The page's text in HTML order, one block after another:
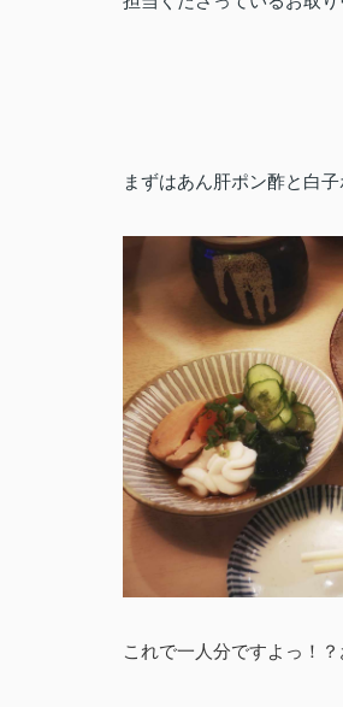
まずはあん肝ポン酢と白
これで一人分ですよっ！